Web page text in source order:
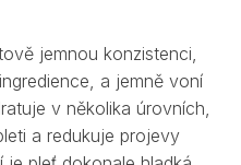
jemnou konzistenci,
a jemně voní
v několika úrovních,
a redukuje projevy